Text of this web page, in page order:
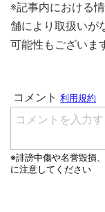
※記事内における
舗により取扱いが
可能性もございま